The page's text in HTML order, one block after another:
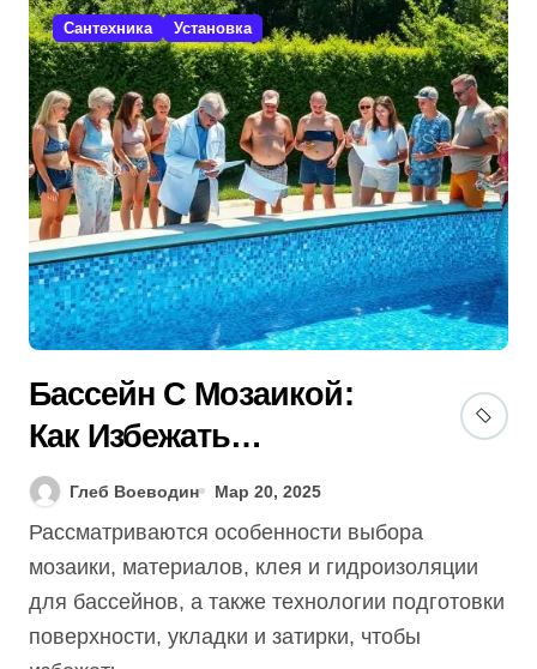
Сантехника Установка
Бассейн С Мозаикой:
Как Избежать
Отслоения (Гид 2025)
Глеб Воеводин Мар 20, 2025
Рассматриваются особенности выбора
мозаики, материалов, клея и гидроизоляции
для бассейнов, а также технологии подготовки
поверхности, укладки и затирки, чтобы